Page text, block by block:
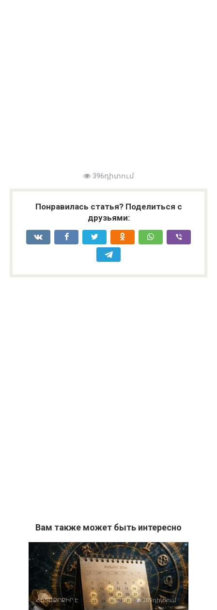
396դիտում
Понравилась статья? Поделиться с
друзьями:
Вам также может быть интересно
ՀԵՏԱՔՐՔԻՐ Է 0 309դիտում